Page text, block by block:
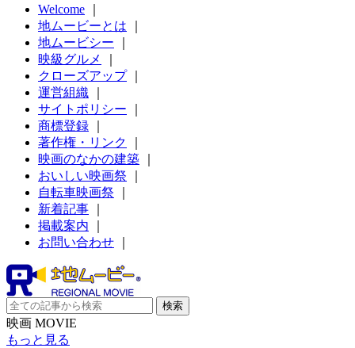
Welcome
地ムービーとは
地ムービシー
映級グルメ
クローズアップ｜
運営組織
サイトポリシー
商標登録
著作権・リンク
映画のなかの建築
おいしい映画祭
自転車映画祭
新着記事
掲載案内
お問い合わせ
映画 MOVIE
もっと見る